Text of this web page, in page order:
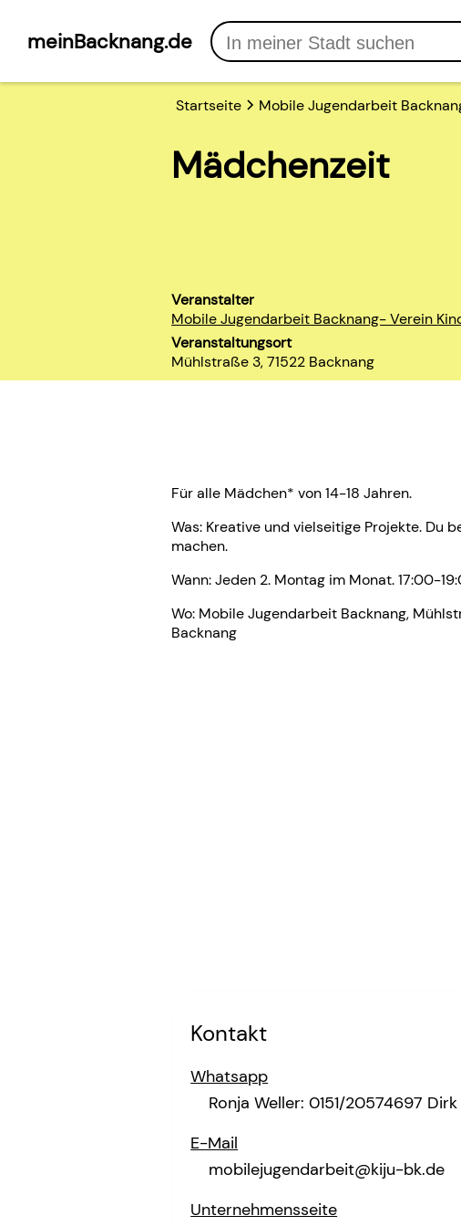
meinBacknang.de
Startseite Mobile Jugendarbeit
Mädchenzeit
Veranstalter
Mobile Jugendarbeit Backnang- Verein
Veranstaltungsort
Mühlstraße 3, 71522 Backnang
Für alle Mädchen* von 14-18 Jahren.
Was: Kreative und vielseitige Projekte. Du
machen.
Wann: Jeden 2. Montag im Monat. 17:00-
Wo: Mobile Jugendarbeit Backnang,
Backnang
Kontakt
Whatsapp
Ronja Weller: 0151/20574697
E-Mail
mobilejugendarbeit@kiju-bk.de
Unternehmensseite